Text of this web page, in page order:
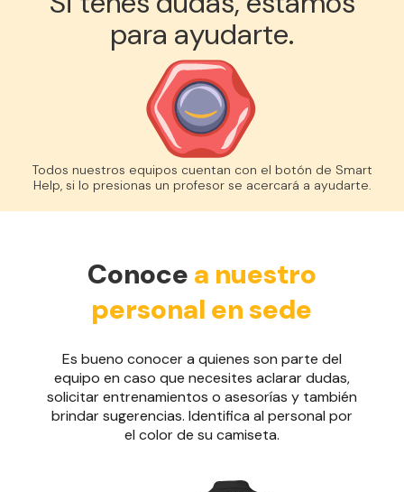
para ayudarte.
Todos nuestros equipos cuentan con el botón de Smart
Help, si lo presionas un profesor se acercará a ayudarte.
Conoce a nuestro
personal en sede
Es bueno conocer a quienes son parte del
equipo en caso que necesites aclarar dudas,
solicitar entrenamientos o asesorías y también
brindar sugerencias. Identifica al personal por
el color de su camiseta.